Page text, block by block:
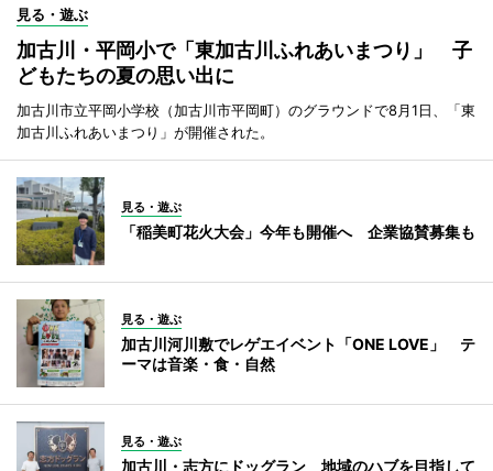
見る・遊ぶ
加古川・平岡小で「東加古川ふれあいまつり」 子
どもたちの夏の思い出に
加古川市立平岡小学校（加古川市平岡町）のグラウンドで8月1日、「東
加古川ふれあいまつり」が開催された。
見る・遊ぶ
「稲美町花火大会」今年も開催へ 企業協賛募集も
見る・遊ぶ
加古川河川敷でレゲエイベント「ONE LOVE」 テ
ーマは音楽・食・自然
見る・遊ぶ
加古川・志方にドッグラン 地域のハブを目指して